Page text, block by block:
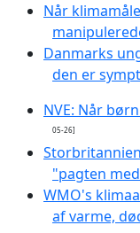
Når
Danmarks
den er
NVE: Når
05-26]
"pagten
WMO's
af varme,